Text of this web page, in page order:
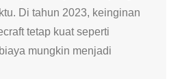
Di tahun 2023, keinginan
tetap kuat seperti
mungkin menjadi